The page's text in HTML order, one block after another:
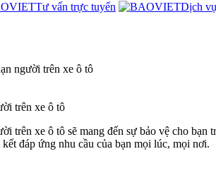
Tư vấn trực tuyến
Dịch
người trên xe ô tô
trên xe ô tô
trên xe ô tô sẽ mang đến sự bảo vệ cho
đáp ứng nhu cầu của bạn mọi lúc, mọi nơi.